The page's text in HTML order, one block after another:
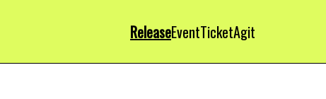
ReleaseEventTicketAgit